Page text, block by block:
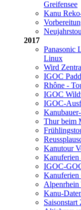
Greifensee
Kanu
2017
Panasonic
Linux
Wird
IGOC
Rhône -
IGOC
IGOC-
Thur beim
Kanutour
IGOC-
Kanuferien
Alpenrhein
Kanu-